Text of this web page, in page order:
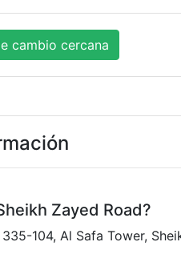
cambio cercana
Zayed Road?
104, Al Safa Tower,